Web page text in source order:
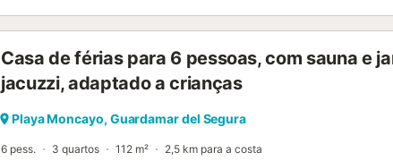
Casa de férias para 6 pessoas, com sauna e
jacuzzi, adaptado a crianças
Playa Moncayo, Guardamar del Segura
6 pess. 3 quartos 112 m² 2,5 km para a costa